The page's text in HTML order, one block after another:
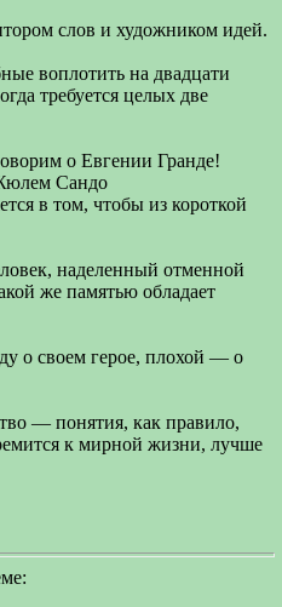
слов и художником идей.
воплотить на двадцати
требуется целых две
о Евгении Гранде!
Сандо
в том, чтобы из короткой
наделенный отменной
же памятью обладает
о своем герое, плохой — о
— понятия, как правило,
к мирной жизни, лучше